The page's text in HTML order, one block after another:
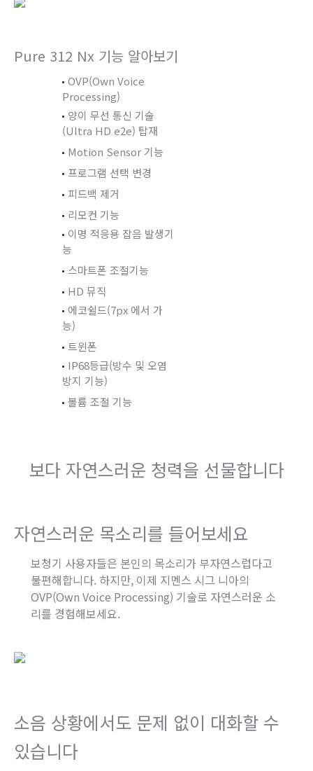
Pure 312 Nx 기능 알아보기
OVP(Own Voice
Processing)
양이 무선 통신 기술
(Ultra HD e2e) 탑재
Motion Sensor 기능
프로그램 선택 변경
피드백 제거
리모컨 기능
이명 적응용 잡음 발생기
능
스마트폰 조절기능
HD 뮤직
에코쉴드(7px 에서 가
능)
트윈폰
IP68등급(방수 및 오염
방지 기능)
볼륨 조절 기능
보다 자연스러운 청력을 선물합니다
자연스러운 목소리를 들어보세요
보청기 사용자들은 본인의 목소리가 부자연스럽다고
불편해합니다. 하지만, 이제 지멘스 시그 니아의
OVP(Own Voice Processing) 기술로 자연스러운 소
리를 경험해보세요.
소음 상황에서도 문제 없이 대화할 수
있습니다